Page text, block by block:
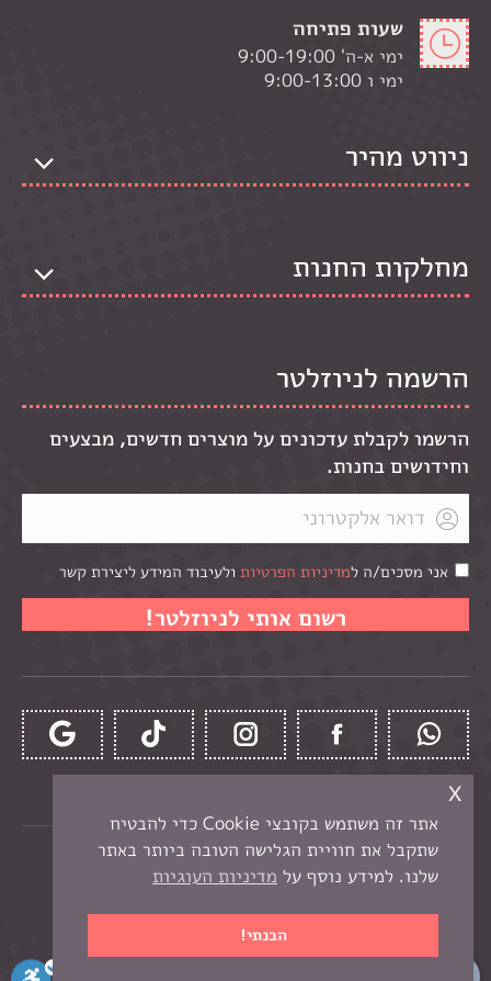
שעות פתיחה
ימי א-ה' 9:00-19:00
ימי ו 9:00-13:00
ניווט מהיר
מחלקות החנות
הרשמה לניוזלטר
הרשמו לקבלת עדכונים על מוצרים חדשים, מבצעים
וחידושים בחנות.
אני מסכים/ה למדיניות הפרטיות ולעיבוד המידע ליצירת קשר
כל הזכויות שמורות לקרן -חנות יצירה בנתניה
תפריט תחתון
בניית אתר מכירות
אתר זה משתמש בקובצי Cookie כדי להבטיח
שתקבל את חוויית הגלישה הטובה ביותר באתר
שלנו. למידע נוסף על מדיניות העוגיות
הבנתי!
x